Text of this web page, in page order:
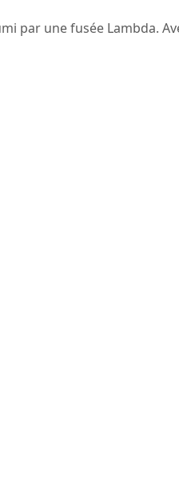
par une fusée Lambda.